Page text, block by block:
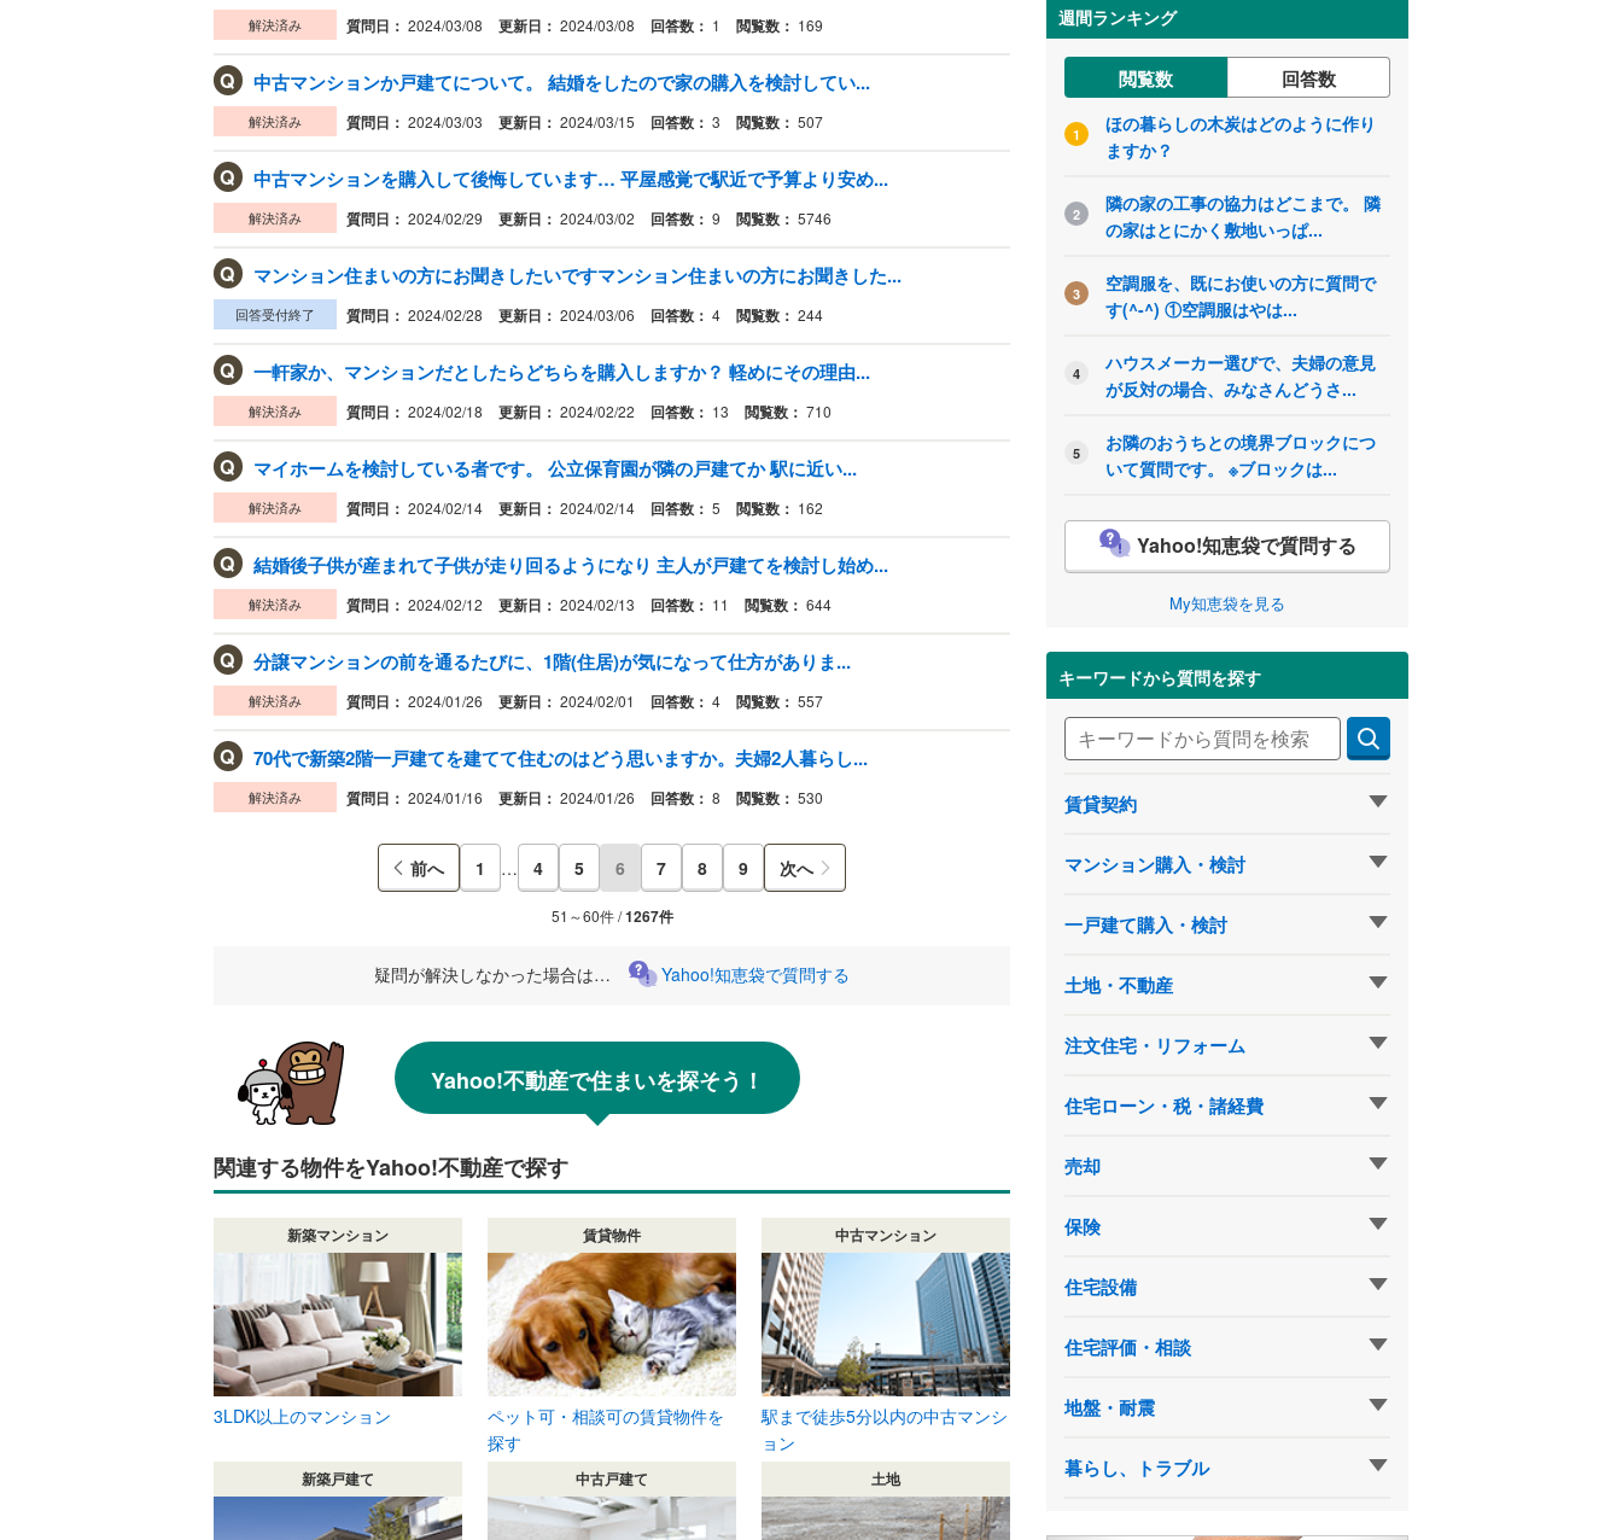
解決済み 質問日： 2024/03/08 更新日： 2024/03/08 回答数： 1 閲覧数： 169
Q 中古マンションか戸建てについて。 結婚をしたので家の購入を検討してい...
解決済み 質問日： 2024/03/03 更新日： 2024/03/15 回答数： 3 閲覧数： 507
Q 中古マンションを購入して後悔しています… 平屋感覚で駅近で予算より安め...
解決済み 質問日： 2024/02/29 更新日： 2024/03/02 回答数： 9 閲覧数： 5746
Q マンション住まいの方にお聞きしたいですマンション住まいの方にお聞きした...
回答受付終了 質問日： 2024/02/28 更新日： 2024/03/06 回答数： 4 閲覧数： 244
Q 一軒家か、マンションだとしたらどちらを購入しますか？ 軽めにその理由...
解決済み 質問日： 2024/02/18 更新日： 2024/02/22 回答数： 13 閲覧数： 710
Q マイホームを検討している者です。 公立保育園が隣の戸建てか 駅に近い...
解決済み 質問日： 2024/02/14 更新日： 2024/02/14 回答数： 5 閲覧数： 162
Q 結婚後子供が産まれて子供が走り回るようになり 主人が戸建てを検討し始め...
解決済み 質問日： 2024/02/12 更新日： 2024/02/13 回答数： 11 閲覧数： 644
Q 分譲マンションの前を通るたびに、1階(住居)が気になって仕方がありま...
解決済み 質問日： 2024/01/26 更新日： 2024/02/01 回答数： 4 閲覧数： 557
Q 70代で新築2階一戸建てを建てて住むのはどう思いますか。夫婦2人暮らし...
解決済み 質問日： 2024/01/16 更新日： 2024/01/26 回答数： 8 閲覧数： 530
前へ 1 … 4 5 6 7 8 9 次へ
51～60件 /1267件
疑問が解決しなかった場合は… Yahoo!知恵袋で質問する
Yahoo!不動産で住まいを探そう！
関連する物件をYahoo!不動産で探す
新築マンション
3LDK以上のマンション
賃貸物件
ペット可・相談可の賃貸物件を
探す
中古マンション
駅まで徒歩5分以内の中古マンシ
ョン
新築戸建て 中古戸建て 土地
週間ランキング
閲覧数 回答数
1
ほの暮らしの木炭はどのように作り
ますか？
2
隣の家の工事の協力はどこまで。 隣
の家はとにかく敷地いっぱ...
3
空調服を、既にお使いの方に質問で
す(^-^) ①空調服はやは...
4
ハウスメーカー選びで、夫婦の意見
が反対の場合、みなさんどうさ...
5
お隣のおうちとの境界ブロックにつ
いて質問です。 ※ブロックは...
Yahoo!知恵袋で質問する
My知恵袋を見る
キーワードから質問を探す
賃貸契約
マンション購入・検討
一戸建て購入・検討
土地・不動産
注文住宅・リフォーム
住宅ローン・税・諸経費
売却
保険
住宅設備
住宅評価・相談
地盤・耐震
暮らし、トラブル